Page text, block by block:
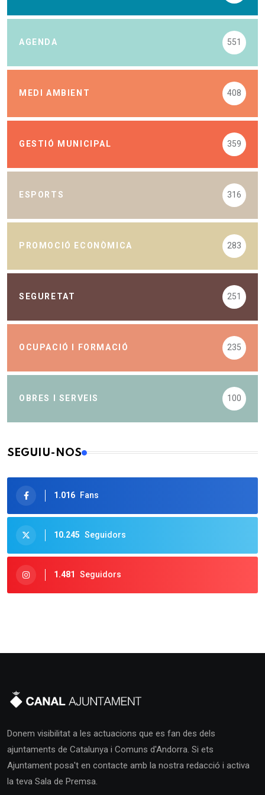
AGENDA 551
MEDI AMBIENT 408
GESTIÓ MUNICIPAL 359
ESPORTS 316
PROMOCIÓ ECONÒMICA 283
SEGURETAT 251
OCUPACIÓ I FORMACIÓ 235
OBRES I SERVEIS 100
SEGUIU-NOS
1.016 Fans
10.245 Seguidors
1.481 Seguidors
Donem visibilitat a les actuacions que es fan des dels
ajuntaments de Catalunya i Comuns d'Andorra. Si ets
Ajuntament posa't en contacte amb la nostra redacció i activa
la teva Sala de Premsa.